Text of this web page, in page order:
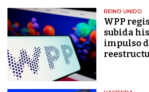
REINO UNIDO
WPP
subida
impulso